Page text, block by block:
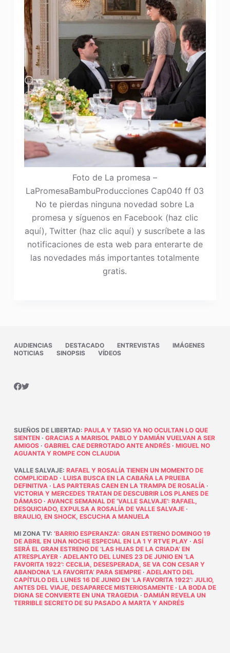
Foto de La promesa –
LaPromesaBambuProducciones Cap040 ff 03
No te pierdas ninguna novedad sobre La
promesa y síguenos en Facebook (haz clic
aquí), Twitter (haz clic aquí) y suscríbete a las
notificaciones de esta web para enterarte de
las novedades más importantes totalmente
gratis.
AUDIENCIAS DESTACADO ENTREVISTAS
IMÁGENES
NOTICIAS
SINOPSIS VÍDEOS
SUEÑOS DE LIBERTAD: PAULA Y TASIO YA NO OCULTAN LO QUE
SIENTEN · GRACIAS A MARISOL PABLO Y DAMIÁN VUELVAN A SER
AMIGOS· GABRIEL CAE DERROTADO ANTE ANDRÉS· MIGUEL NO
AGUANTA Y ROMPE CON CLAUDIA
VALLE SALVAJE: RAFAEL Y ROSALÍA TIENEN UN MOMENTO DE
COMPLICIDAD · LUISA BUSCA EN LA CABAÑA LA PRUEBA
DEFINITIVA· LAS PARTERAS CAEN EN LA TRAMPA DE ROSALÍA·
VICTORIA Y MERCEDES TRATAN DE DESCUBRIR LOS PLANES DE
DÁMASO· AVANCE SEMANAL DE ‘VALLE SALVAJE’: RAFAEL,
DESQUICIADO, EXPULSA A ROSALÍA DE VALLE SALVAJE·
BRAULIO, EN SHOCK, ESCUCHA A MANUELA
MI ZONA TV: ‘BARRIO ESPERANZA’: GRAN ESTRENO DOMINGO 19
DE ABRIL EN UNA NOCHE ESPECIAL EN LA 1 Y RTVE PLAY· ASÍ
SERÁ EL GRAN ESTRENO DE ‘LAS HIJAS DE LA CRIADA’ EN
ATRESPLAYER· ADELANTO DEL LUNES 23 DE JUNIO EN ‘LA
FAVORITA 1922’: CECILIA, DESESPERADA, SE VA CON CESAR Y
ABANDONA ‘LA FAVORITA’ PARA SIEMPRE· ADELANTO DEL
CAPÍTULO DEL LUNES 16 DE JUNIO EN ‘LA FAVORITA 1922’: JULIO,
ANTES DEL VIAJE, DESAPARECE MISTERIOSAMENTE· LA BODA DE
DIGNA SE CONVIERTE EN UNA TRAGEDIA· DAMIÁN REVELA UN
TERRIBLE SECRETO DE SU PASADO A MARTA Y ANDRÉS